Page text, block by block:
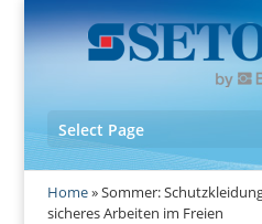
Select Page
Home»Sommer:
sicheres Arbeiten im Freien